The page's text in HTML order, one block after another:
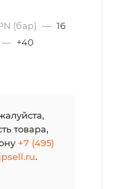
(бар) — 16
— +40
товара,
+7 (495)
.